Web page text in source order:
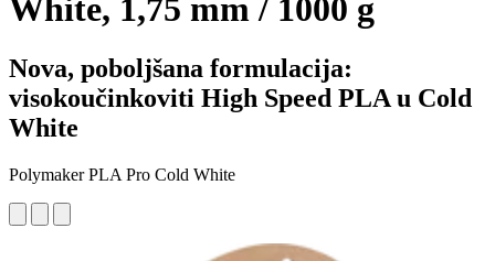
White, 1,75 mm / 1000 g
Nova, poboljšana formulacija:
visokoučinkoviti High Speed PLA u Cold
White
Polymaker PLA Pro Cold White